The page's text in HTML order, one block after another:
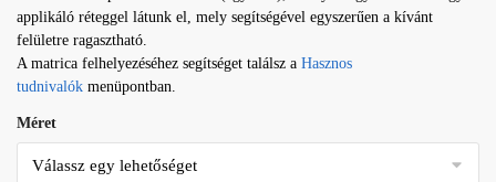
applikáló réteggel látunk el, mely segítségével egyszerűen a kívánt
felületre ragasztható.
A matrica felhelyezéséhez segítséget találsz a Hasznos
tudnivalók menüpontban.
Méret